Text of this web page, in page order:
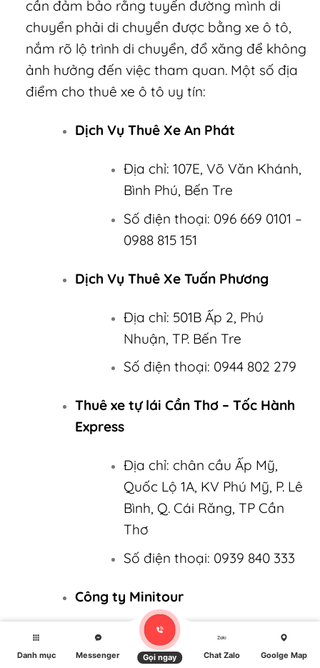
cần đảm bảo rằng tuyến đường mình di
chuyển phải di chuyển được bằng xe ô tô,
nắm rõ lộ trình di chuyển, đổ xăng để không
ảnh hưởng đến việc tham quan. Một số địa
điểm cho thuê xe ô tô uy tín:
Dịch Vụ Thuê Xe An Phát
Địa chỉ: 107E, Võ Văn Khánh,
Bình Phú, Bến Tre
Số điện thoại: 096 669 0101 –
0988 815 151
Dịch Vụ Thuê Xe Tuấn Phương
Địa chỉ: 501B Ấp 2, Phú
Nhuận, TP. Bến Tre
Số điện thoại: 0944 802 279
Thuê xe tự lái Cần Thơ – Tốc Hành
Express
Địa chỉ: chân cầu Ấp Mỹ,
Quốc Lộ 1A, KV Phú Mỹ, P. Lê
Bình, Q. Cái Răng, TP Cần
Thơ
Số điện thoại: 0939 840 333
Công ty Minitour
Địa chỉ: Hẻm liên tổ KV2-3,
Đường Nguyễn Văn Cừ nối
Danh mục Messenger Gọi ngay Chat Zalo Goolge Map